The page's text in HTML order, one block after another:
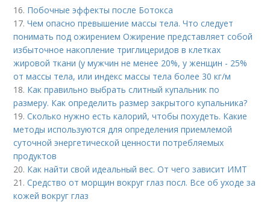
16. Побочные эффекты после Ботокса
17.Чем опасно превышение массы тела. Что следует
понимать под ожирением Ожирение представляет собой
избыточное накопление триглицеридов в клетках
жировой ткани (у мужчин не менее 20%, у женщин - 25%
от массы тела, или индекс массы тела более 30 кг/м
18. Как правильно выбрать слитный купальник по
размеру. Как определить размер закрытого купальника?
19.Сколько нужно есть калорий, чтобы похудеть. Какие
методы используются для определения приемлемой
суточной энергетической ценности потребляемых
продуктов
20. Как найти свой идеальный вес. От чего зависит ИМТ
21.Средство от морщин вокруг глаз посл. Все об уходе за
кожей вокруг глаз